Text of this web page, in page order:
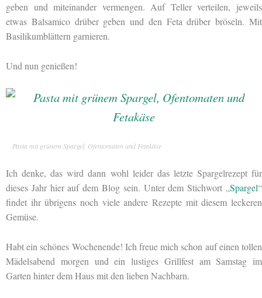
geben und miteinander vermengen. Auf Teller verteilen, jeweils
etwas Balsamico drüber geben und den Feta drüber bröseln. Mit
Basilikumblättern garnieren.
Und nun genießen!
Pasta mit grünem Spargel, Ofentomaten und Fetakäse
Ich denke, das wird dann wohl leider das letzte Spargelrezept für
dieses Jahr hier auf dem Blog sein. Unter dem Stichwort „Spargel“
findet ihr übrigens noch viele andere Rezepte mit diesem leckeren
Gemüse.
Habt ein schönes Wochenende! Ich freue mich schon auf einen tollen
Mädelsabend morgen und ein lustiges Grillfest am Samstag im
Garten hinter dem Haus mit den lieben Nachbarn.